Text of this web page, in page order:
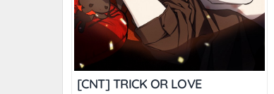
[CNT] TRICK OR LOVE